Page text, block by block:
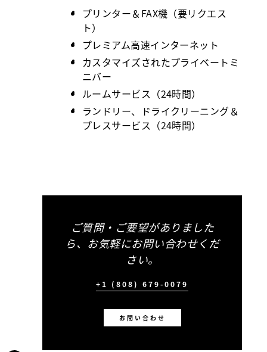
プリンター＆FAX機（要リクエス
ト）
プレミアム高速インターネット
カスタマイズされたプライベートミ
ニバー
ルームサービス（24時間）
ランドリー、ドライクリーニング＆
プレスサービス（24時間）
ご質問・ご要望がありました
ら、お気軽にお問い合わせくだ
さい。
+1 (808) 679-0079
お問い合わせ